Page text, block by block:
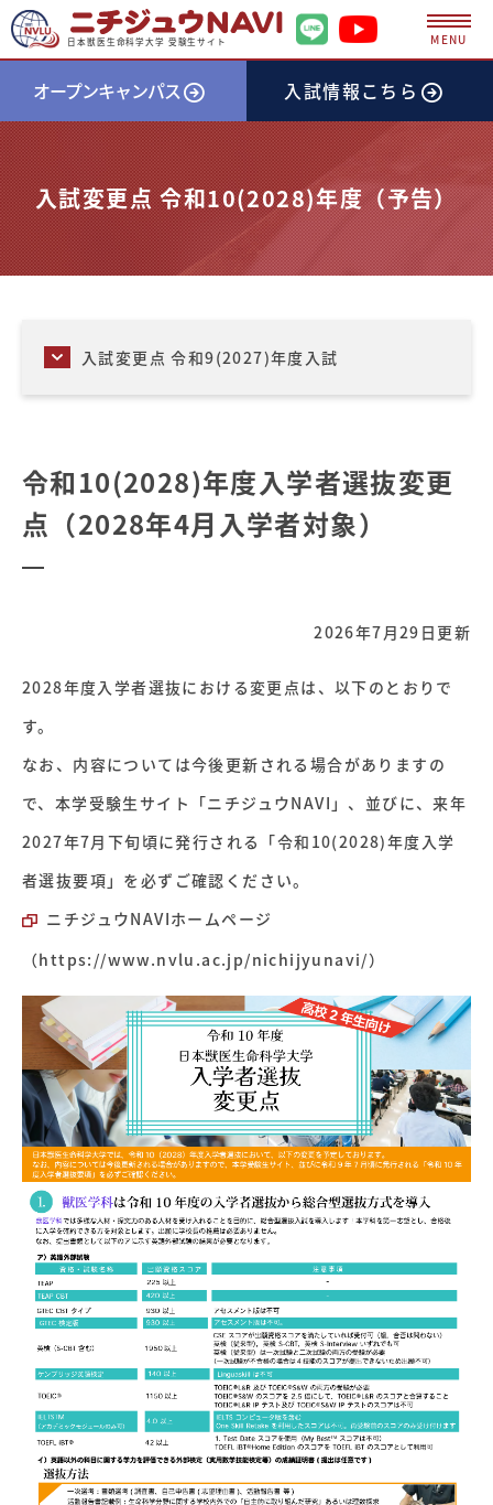
日本獣医生命科学大学 受験生サイト MENU
オープンキャンパス 入試情報こちら
入試変更点 令和10(2028)年度（予告）
入試変更点 令和9(2027)年度入試
令和10(2028)年度入学者選抜変更
点（2028年4月入学者対象）
2026年7月29日更新
2028年度入学者選抜における変更点は、以下のとおりで
す。
なお、内容については今後更新される場合がありますの
で、本学受験生サイト「ニチジュウNAVI」、並びに、来年
2027年7月下旬頃に発行される「令和10(2028)年度入学
者選抜要項」を必ずご確認ください。
ニチジュウNAVIホームページ
（https://www.nvlu.ac.jp/nichijyunavi/）